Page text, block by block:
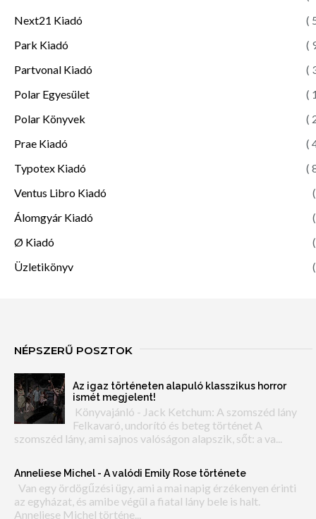
Next21 Kiadó
(
Park Kiadó
(
Partvonal Kiadó
(
Polar Egyesület
(
Polar Könyvek
(
Prae Kiadó
(
Typotex Kiadó
(
Ventus Libro Kiadó
Álomgyár Kiadó
Ø Kiadó
Üzletikönyv
NÉPSZERŰ POSZTOK
Az igaz történeten alapuló klasszikus horror
ismét megjelent!
Könyvajánló - Jack Ketchum: A szomszéd lány
Felkavaró, undorító és beteg történet A
szomszéd lány, ami sajnos valóságon alapszik, sőt: a va...
Anneliese Michel - A valódi Emily Rose története
Van egy ördögűzési ügy, ami a mai napig érzékenyen érinti
az egyházat, és amibe végül a fiatal lány bele is halt.
Anneliese Michel történe...